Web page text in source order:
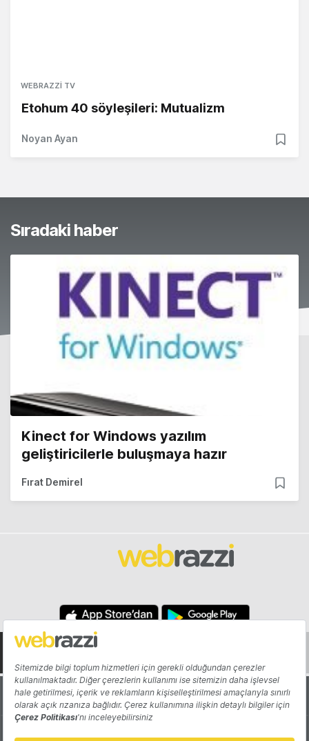
WEBRAZZI TV
Etohum 40 söyleşileri: Mutualizm
Noyan Ayan
Sıradaki haber
Kinect for Windows yazılım
geliştiricilerle buluşmaya hazır
Fırat Demirel
Hakkında Yazarlar
Katkıda Bulun Reklam